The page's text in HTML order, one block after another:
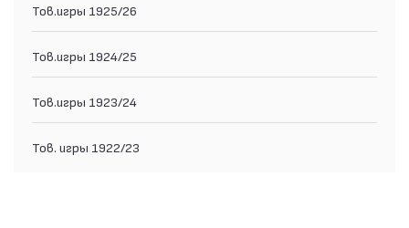
Тов.игры 1925/26
Тов.игры 1924/25
Тов.игры 1923/24
Тов. игры 1922/23